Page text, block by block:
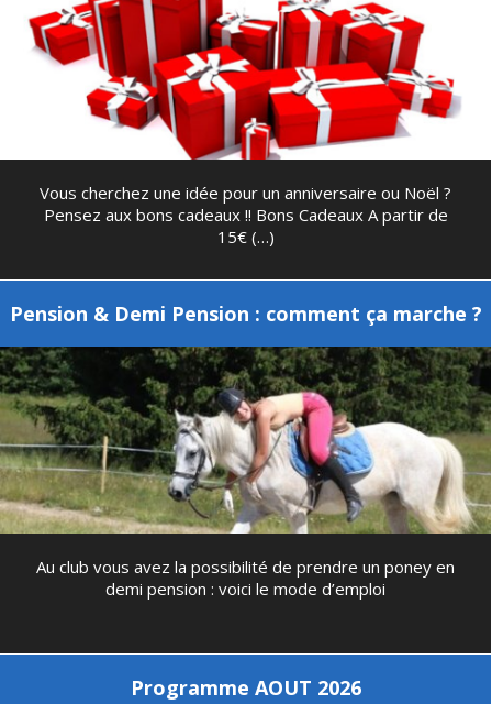
Vous cherchez une idée pour un anniversaire ou Noël ?
Pensez aux bons cadeaux !! Bons Cadeaux A partir de
15€ (…)
Pension & Demi Pension : comment ça marche ?
Au club vous avez la possibilité de prendre un poney en
demi pension : voici le mode d’emploi
Programme AOUT 2026